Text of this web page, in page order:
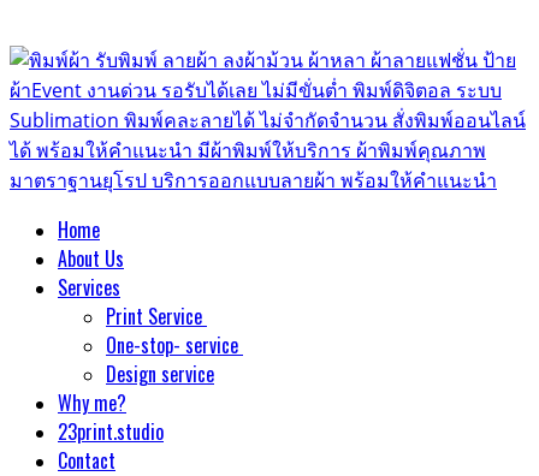
Home
About Us
Services
Print Service
One-stop- service
Design service
Why me?
23print.studio
Contact